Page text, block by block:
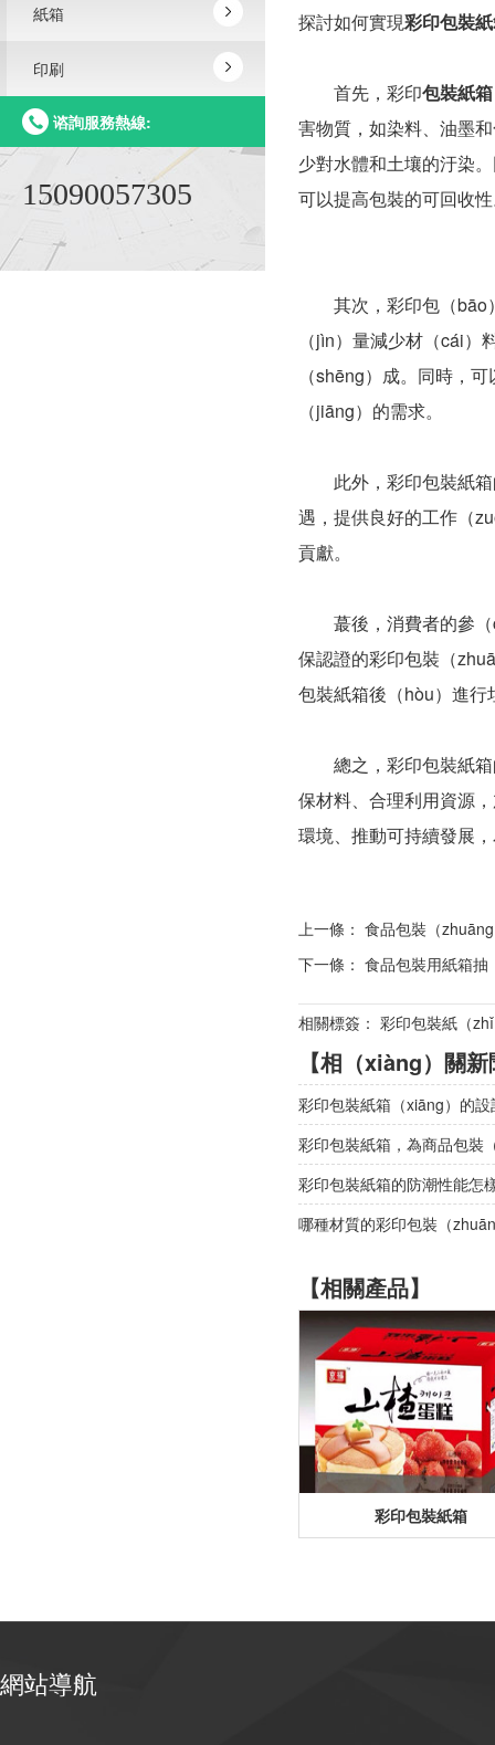
紙箱
印刷
谘詢服務熱線:
15090057305
探討如何實現彩印包裝
首先，彩印包裝紙
害物質，如染料、油墨
少對水體和土壤的汙染
可以提高包裝的可回收
其次，彩印包（bāo）
（jìn）量減少材（cái
（shēng）成。同時，
（jiāng）的需求。
此外，彩印包裝紙箱
遇，提供良好的工作（
貢獻。
蕞後，消費者的參（
保認證的彩印包裝（
包裝紙箱後（hòu）進
總之，彩印包裝紙箱
保材料、合理利用資源
環境、推動可持續發展
上一條： 食品包裝（
下一條： 食品包裝用紙箱
相關標簽： 彩印包裝紙（
【相（xiàng）關
彩印包裝紙箱（xiāng）的
彩印包裝紙箱，為商品包裝
彩印包裝紙箱的防潮性能怎
哪種材質的彩印包裝（
【相關產品】
彩印包裝紙箱
網站導航